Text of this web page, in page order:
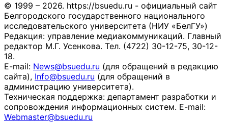
© 1999 – 2026. https://bsuedu.ru - официальный сайт
Белгородского государственного национального
исследовательского университета (НИУ «БелГУ»)
Редакция: управление медиакоммуникаций. Главный
редактор М.Г. Усенкова. Тел. (4722) 30-12-75, 30-12-
18.
E-mail: News@bsuedu.ru (для обращений в редакцию
сайта), Info@bsuedu.ru (для обращений в
администрацию университета).
Техническая поддержка: департамент разработки и
сопровождения информационных систем. E-mail:
Webmaster@bsuedu.ru